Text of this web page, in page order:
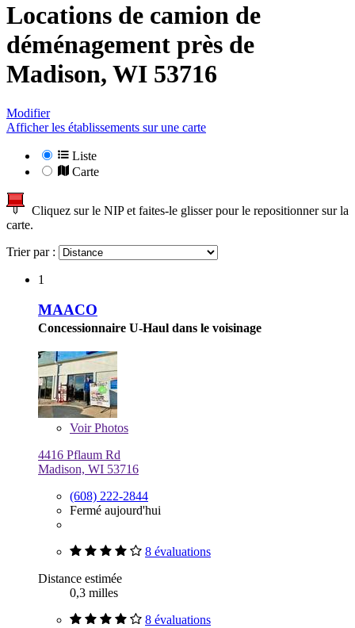
Locations de camion de
déménagement près de
Madison, WI 53716
Modifier
Afficher les établissements sur une carte
Liste
Carte
Cliquez sur le NIP et faites-le glisser pour le repositionner sur la
carte.
Trier par :
1
MAACO
Concessionnaire U-Haul dans le voisinage
VoirPhotos
4416 Pflaum Rd
Madison, WI 53716
(608) 222-2844
Fermé aujourd'hui
8 évaluations
Distance estimée
0,3 milles
8 évaluations